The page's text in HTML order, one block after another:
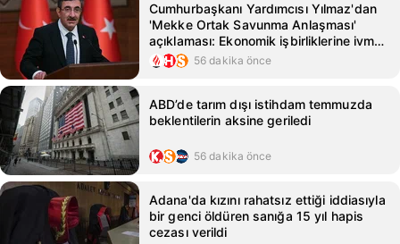
Cumhurbaşkanı Yardımcısı Yılmaz'dan
'Mekke Ortak Savunma Anlaşması'
açıklaması: Ekonomik işbirliklerine ivme
kazandırmasını bekliyoruz
56 dakika önce
ABD’de tarım dışı istihdam temmuzda
beklentilerin aksine geriledi
56 dakika önce
Adana'da kızını rahatsız ettiği iddiasıyla
bir genci öldüren sanığa 15 yıl hapis
cezası verildi